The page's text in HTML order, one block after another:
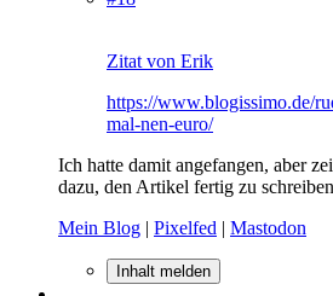
Zitat von Erik
https://www.blogissimo.de/
mal-nen-euro/
Ich hatte damit angefangen, aber
dazu, den Artikel fertig zu
Mein Blog | Pixelfed | Mastodon
Inhalt melden